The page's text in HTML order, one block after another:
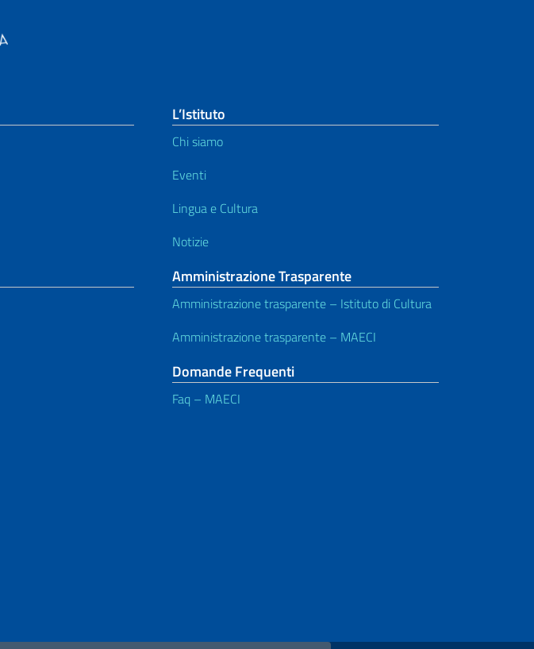
L’Istituto
Chi siamo
Eventi
Lingua e Cultura
Notizie
Amministrazione Trasparente
Amministrazione trasparente – Istituto di Cultura
Amministrazione trasparente – MAECI
Domande Frequenti
Faq – MAECI